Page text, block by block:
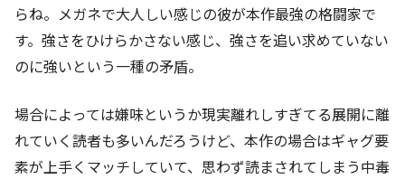
らね。メガネで大人しい感じの彼が本作最強の格闘家で
す。強さをひけらかさない感じ、強さを追い求めていない
のに強いという一種の矛盾。
場合によっては嫌味というか現実離れしすぎてる展開に離
れていく読者も多いんだろうけど、本作の場合はギャグ要
素が上手くマッチしていて、思わず読まされてしまう中毒